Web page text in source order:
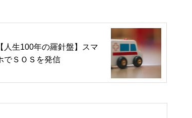
【人生100年の羅針盤】スマ
でＳＯＳを発信